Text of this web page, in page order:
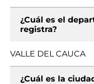
¿Cuál es el
registra?
VALLE DEL CAUCA
¿Cuál es la